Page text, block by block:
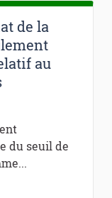
de la
au
du seuil de